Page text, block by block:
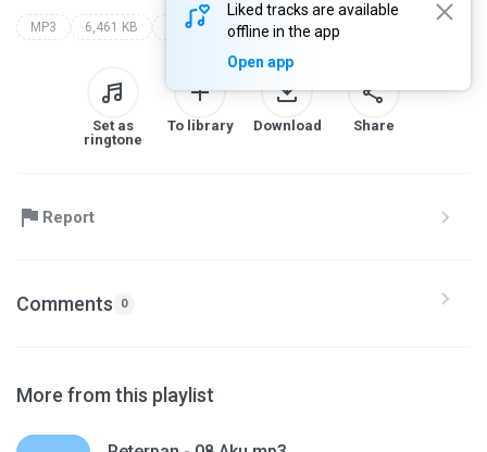
Liked tracks are available
offline in the app
Open app
MP3 6,461 KB Band padi seleksi pop
Set as
ringtone
To library Download Share
Report
Comments 0
More from this playlist